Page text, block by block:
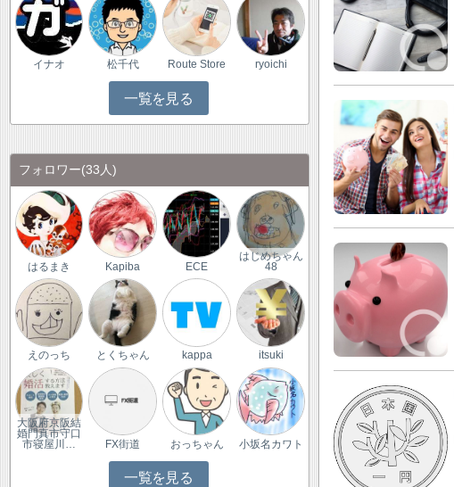
イナオ 松千代 Route Store ryoichi
一覧を見る
フォロワー(33人)
はるまき Kapiba ECE
はじめちゃん
48
えのっち とくちゃん kappa itsuki
大阪府京阪結
婚門真市守口
市寝屋川…
FX街道 おっちゃん 小坂名カワト
一覧を見る